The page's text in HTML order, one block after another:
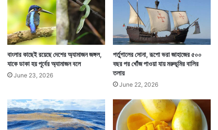
খ্রিস্টপূর্ব তৃতীয় শতকে রাজত্ব করা সম্রাট অশোকের মন এমনভাবে
বদলে যায় যে তিনি বৌদ্ধধর্ম গ্রহণ করে নৃশংসতার পথ ত্যাগ
করেন। অহিংসার পথ গ্রহণ করেন। এই দিওয়ালীর দিনেই অশোক
বৌদ্ধধর্ম গ্রহণ করেন। এমনটাই বিশ্বাস করেন বজ্রযান বৌদ্ধরা।
ল
র্বা
ভা
স
বাংলার কাছেই রয়েছে দেশের অ্যামাজন জঙ্গল,
যাকে ডাকা হয় পূর্বের অ্যামাজন বলে
June 23, 2026
পর্তুগালের সোনা, রূপো ভরা জাহাজের ৫০০
বছর পর খোঁজ পাওয়া যায় মরুভূমির বালির
তলায়
June 22, 2026